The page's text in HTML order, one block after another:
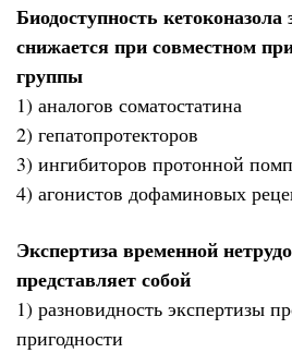
Биодоступность кетоконазола
снижается при совместном
группы
1) аналогов соматостатина
2) гепатопротекторов
3) ингибиторов протонной
4) агонистов дофаминовых
Экспертиза временной
представляет собой
1) разновидность экспертизы
пригодности